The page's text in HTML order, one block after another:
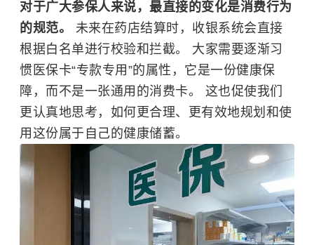
对于广大参保人来说，最直接的变化是消费行为
的规范。 未来在药店结算时，收银系统会直接
根据白名单进行校验和拦截。 大家需要逐渐习
惯医保卡“专款专用”的属性，它是一份健康保
障，而不是一张通用的消费卡。 这也促使我们
更认真地思考，如何更合理、更有效地规划和使
用这份属于自己的健康储蓄。